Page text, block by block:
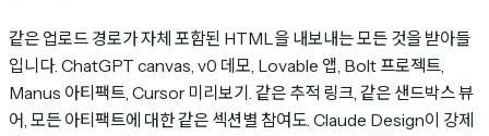
같은 업로드 경로가 자체 포함된 HTML을 내보내는 모든 것을 받아들
입니다. ChatGPT canvas, v0 데모, Lovable 앱, Bolt 프로젝트,
Manus 아티팩트, Cursor 미리보기. 같은 추적 링크, 같은 샌드박스 뷰
어, 모든 아티팩트에 대한 같은 섹션별 참여도. Claude Design이 강제